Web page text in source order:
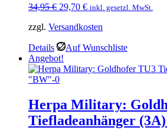
34,95€ Ursprünglicher
war:
29,70 €Aktueller
ist:
inkl. gesetzl. MwSt.
zzgl. Versandkosten
Details
Auf Wunschliste
Angebot!
Herpa Military:
Tiefladeanhänger